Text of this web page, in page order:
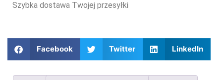
Facebook Twitter LinkedIn
Szybka dostawa Twojej przesyłki